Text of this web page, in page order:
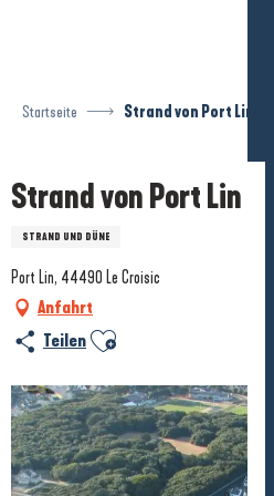
Startseite Strand von Port Lin
Strand von Port Lin
STRAND UND DÜNE
Port Lin, 44490 Le Croisic
Anfahrt
Teilen Ajouter aux favoris